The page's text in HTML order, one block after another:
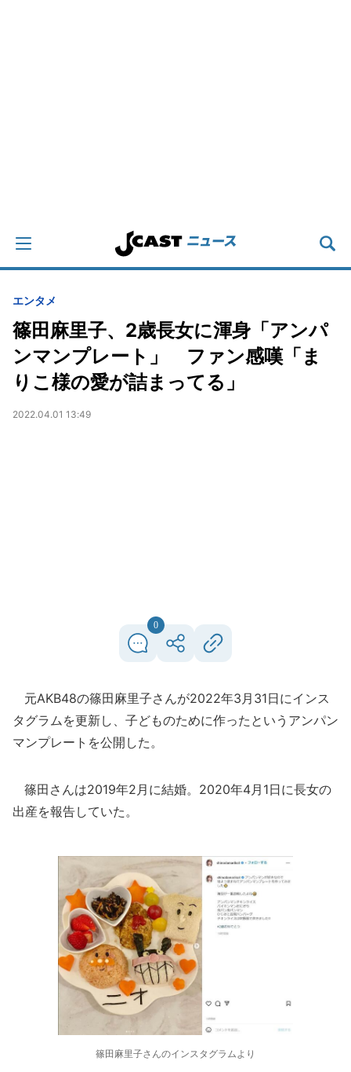
エンタメ
篠田麻里子、2歳長女に渾身「アンパ
ンマンプレート」 ファン感嘆「ま
りこ様の愛が詰まってる」
2022.04.01 13:49
0
元AKB48の篠田麻里子さんが2022年3月31日にインス
タグラムを更新し、子どものために作ったというアンパン
マンプレートを公開した。
篠田さんは2019年2月に結婚。2020年4月1日に長女の
出産を報告していた。
篠田麻里子さんのインスタグラムより